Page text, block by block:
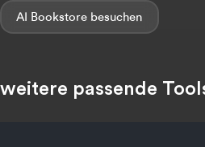
AI Bookstore
weitere passende